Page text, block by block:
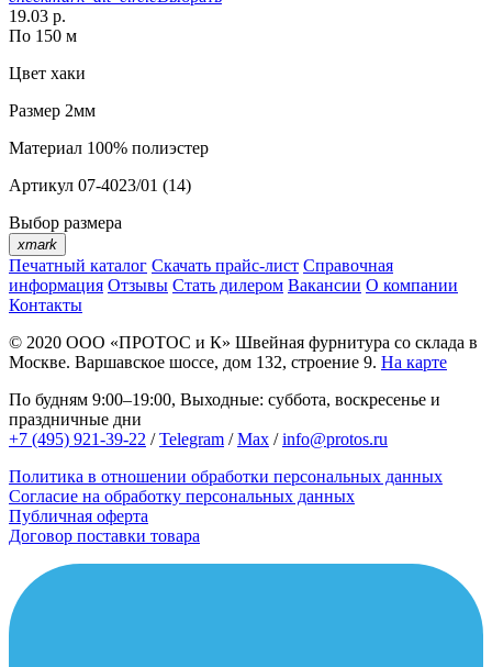
19.03 р.
По 150 м
Цвет хаки
Размер 2мм
Материал 100% полиэстер
Артикул 07-4023/01 (14)
Выбор размера
xmark
Печатный каталог Скачать прайс-лист Справочная
информация Отзывы Стать дилером Вакансии О компании
Контакты
© 2020 ООО «ПРОТОС и К» Швейная фурнитура со склада в
Москве. Варшавское шоссе, дом 132, строение 9. На карте
По будням 9:00–19:00, Выходные: суббота, воскресенье и
праздничные дни
+7 (495) 921-39-22 /Telegram /Max /info@protos.ru
Политика в отношении обработки персональных данных
Согласие на обработку персональных данных
Публичная оферта
Договор поставки товара